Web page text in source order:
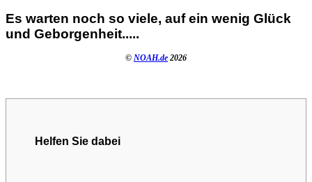
Es warten noch so viele, auf ein wenig Glück
und Geborgenheit.....
© NOAH.de 2026
Helfen Sie dabei